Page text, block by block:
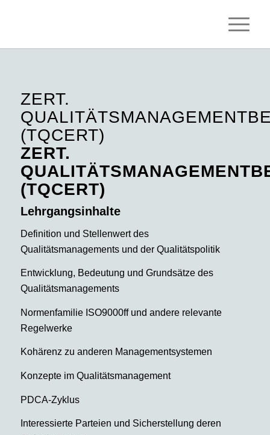
ZERT.
(TQCERT)
ZERT.
(TQCERT)
Lehrgangsinhalte
Definition und Stellenwert des
Qualitätsmanagements und der Qualitätspolitik
Entwicklung, Bedeutung und Grundsätze des
Qualitätsmanagements
Normenfamilie ISO9000ff und andere relevante
Regelwerke
Kohärenz zu anderen Managementsystemen
Konzepte im Qualitätsmanagement
PDCA-Zyklus
Interessierte Parteien und Sicherstellung deren